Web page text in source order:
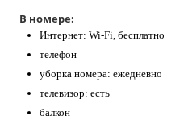
В номере:
Интернет: Wi-Fi, бесплатно
телефон
уборка номера: ежедневно
телевизор: есть
балкон